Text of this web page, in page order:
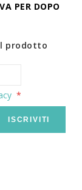
PER DOPO
prodotto
ISCRIVITI